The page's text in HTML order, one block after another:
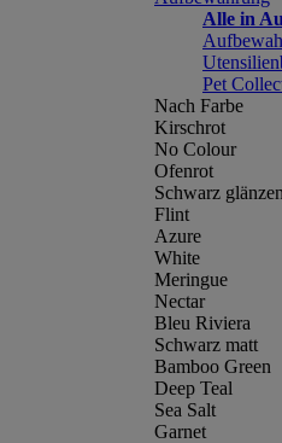
Alle in
Pet
Nach Farbe
Kirschrot
No Colour
Ofenrot
Schwarz
Flint
Azure
White
Meringue
Nectar
Bleu Riviera
Schwarz matt
Bamboo Green
Deep Teal
Sea Salt
Garnet